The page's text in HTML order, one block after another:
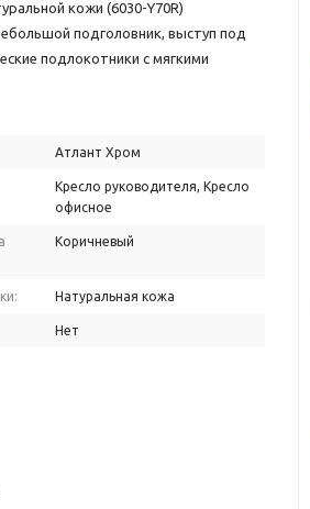
кожи (6030-Y70R)
подголовник, выступ под
подлокотники с мягкими
Атлант Хром
Кресло руководителя, Кресло
офисное
Коричневый
Натуральная кожа
Нет